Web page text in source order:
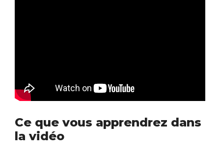
Ce que vous apprendrez dans
la vidéo